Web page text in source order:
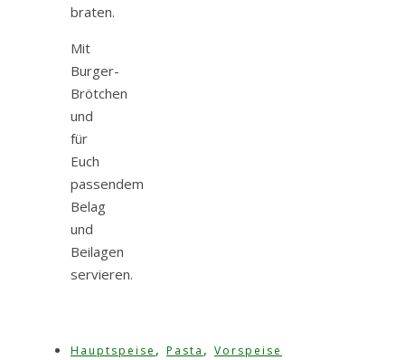
braten.
Mit
Burger-
Brötchen
und
für
Euch
passendem
Belag
und
Beilagen
servieren.
Hauptspeise , Pasta , Vorspeise